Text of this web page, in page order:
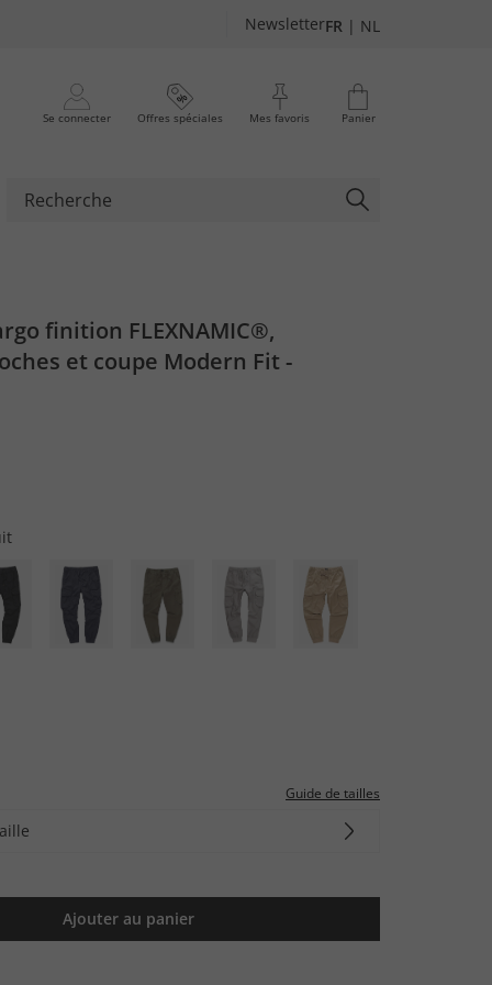
NewsletterFR | NL
Se connecter Offres spéciales Mes favoris Panier
finition FLEXNAMIC®,
et coupe Modern Fit -
Guide de tailles
Ajouter au panier